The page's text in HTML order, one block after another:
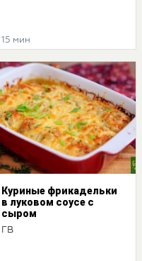
15 мин
Куриные фрикадельки
в луковом соусе с
сыром
ГВ